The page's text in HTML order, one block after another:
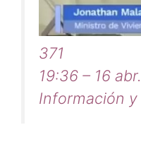
371
19:36 – 16
Información